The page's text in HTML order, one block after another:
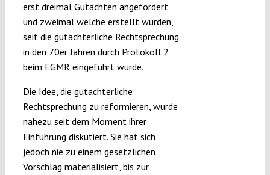
erst dreimal Gutachten angefordert
und zweimal welche erstellt wurden,
seit die gutachterliche Rechtsprechung
in den 70er Jahren durch Protokoll 2
beim EGMR eingeführt wurde.
Die Idee, die gutachterliche
Rechtsprechung zu reformieren, wurde
nahezu seit dem Moment ihrer
Einführung diskutiert. Sie hat sich
jedoch nie zu einem gesetzlichen
Vorschlag materialisiert, bis zur